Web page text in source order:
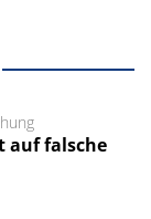
auf falsche